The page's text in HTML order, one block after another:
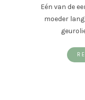
Eén van de
moeder